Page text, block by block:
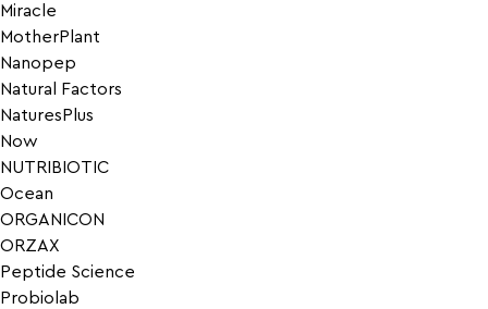
Miracle
MotherPlant
Nanopep
Natural Factors
NaturesPlus
Now
NUTRIBIOTIC
Ocean
ORGANICON
ORZAX
Peptide Science
Probiolab